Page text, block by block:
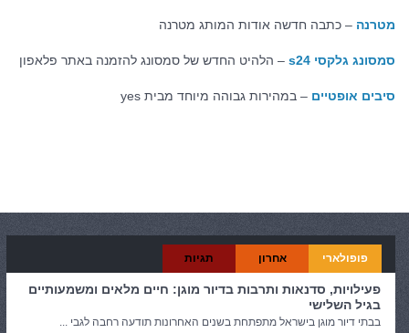
מטרנה – כתבה חדשה אודות המותג מטרנה
סמסונג גלקסי s24 – הלהיט החדש של סמסונג להזמנה באתר פלאפון
סיבים אופטיים – במהירות גבוהה מיוחד מבית yes
פופולארי אחרון תגיות
פעילויות, סדנאות ותרבות בדיור מוגן: חיים מלאים ומשמעותיים
בגיל השלישי
בבתי דיור מוגן בישראל מתפתחת בשנים האחרונות תודעה רחבה לגבי ...